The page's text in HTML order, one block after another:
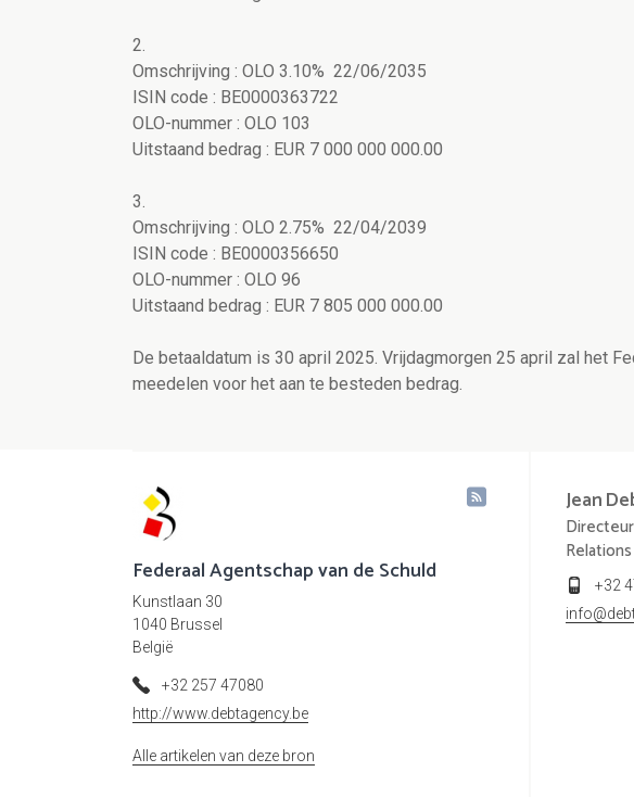
2.
Omschrijving : OLO 3.10% 22/06/2035
ISIN code : BE0000363722
OLO-nummer : OLO 103
Uitstaand bedrag : EUR 7 000 000 000.00
3.
Omschrijving : OLO 2.75% 22/04/2039
ISIN code : BE0000356650
OLO-nummer : OLO 96
Uitstaand bedrag : EUR 7 805 000 000.00
De betaaldatum is 30 april 2025. Vrijdagmorgen 25 april zal het
meedelen voor het aan te besteden bedrag.
Federaal Agentschap van de Schuld
Kunstlaan 30
1040 Brussel
België
+32 257 47080
http://www.debtagency.be
Alle artikelen van deze bron
Jean
Relations
+32